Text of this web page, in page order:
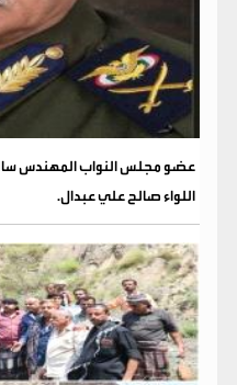
عضو مجلس النواب المهندس
اللواء صالح علي عبدال.